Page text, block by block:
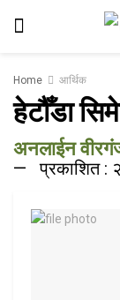
Home आर्थिक
हेटौँडा
अनलाईन
प्रकाशित :